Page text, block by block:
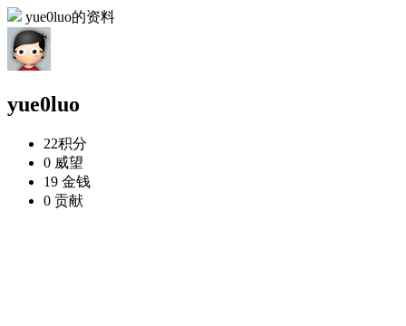
yue0luo的资料
yue0luo
22积分
0 威望
19 金钱
0 贡献